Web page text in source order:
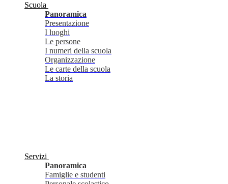
Scuola
Panoramica
Presentazione
I luoghi
Le persone
I numeri della scuola
Organizzazione
Le carte della scuola
La storia
Servizi
Panoramica
Famiglie e studenti